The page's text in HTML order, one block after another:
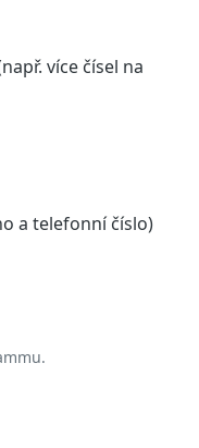
více čísel na
a telefonní číslo)